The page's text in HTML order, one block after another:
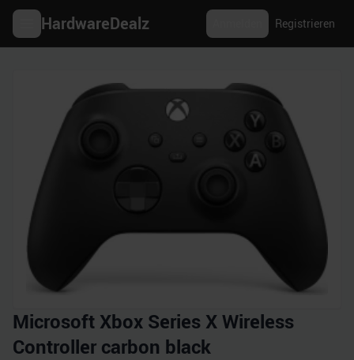
HardwareDealz Registrieren
Microsoft Xbox Series X Wireless
Controller carbon black